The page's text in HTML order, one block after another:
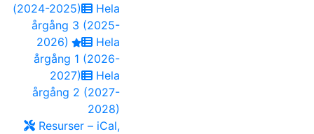
(2024-2025)
Hela
årgång 3 (2025-
2026)
Hela
årgång 1 (2026-
2027)
Hela
årgång 2 (2027-
2028)
Resurser – iCal,